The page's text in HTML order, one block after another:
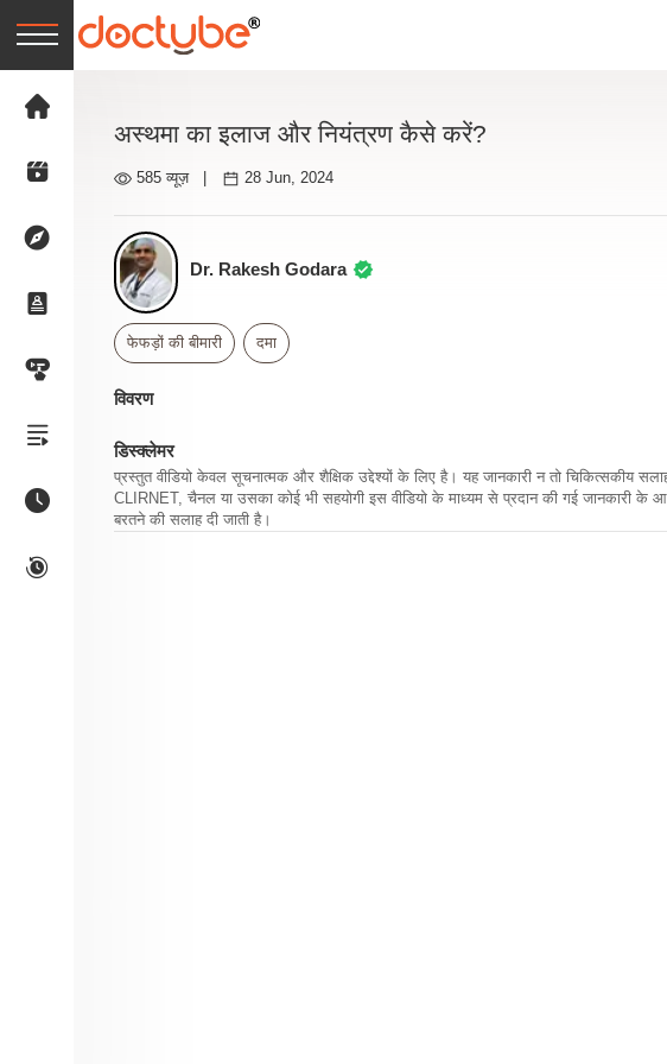
अस्थमा का इलाज और नियंत्रण कैसे करें?
585 व्यूज़ 28 Jun, 2024
Dr. Rakesh Godara
फेफड़ों की बीमारी दमा
विवरण
डिस्क्लेमर
प्रस्तुत वीडियो केवल सूचनात्मक और शैक्षिक उद्देश्यों के लिए है। यह जानकारी न तो चिकित्सकीय
CLIRNET, चैनल या उसका कोई भी सहयोगी इस वीडियो के माध्यम से प्रदान की गई जानकारी के
बरतने की सलाह दी जाती है।